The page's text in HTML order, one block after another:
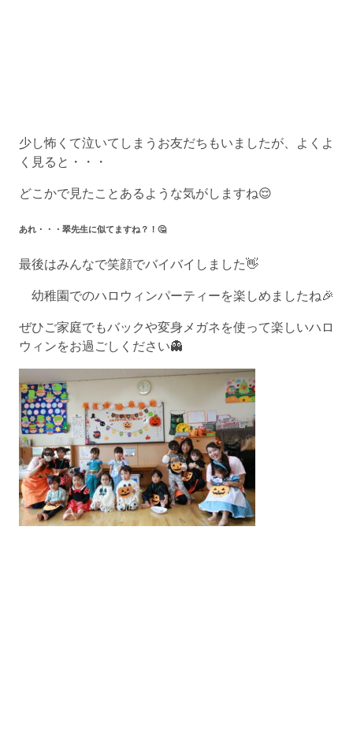
少し怖くて泣いてしまうお友だちもいましたが、よくよ
く見ると・・・
どこかで見たことあるような気がしますね😌
あれ・・・翠先生に似てますね？！🤔
最後はみんなで笑顔でバイバイしました👋
幼稚園でのハロウィンパーティーを楽しめましたね🎉
ぜひご家庭でもバックや変身メガネを使って楽しいハロ
ウィンをお過ごしください👻